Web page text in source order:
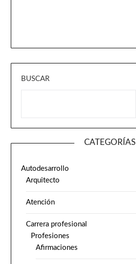
BUSCAR
CATEGORÍAS
Autodesarrollo
Arquitecto
Atención
Carrera profesional
Profesiones
Afirmaciones